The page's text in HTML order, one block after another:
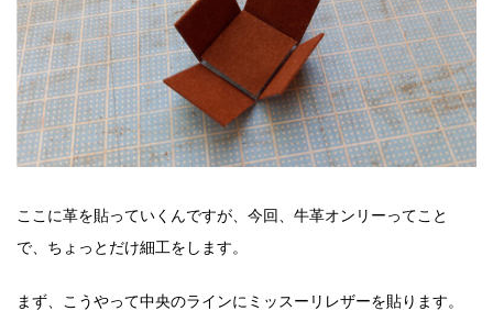
ここに革を貼っていくんですが、今回、牛革オンリーってこと
で、ちょっとだけ細工をします。
まず、こうやって中央のラインにミッスーリレザーを貼ります。